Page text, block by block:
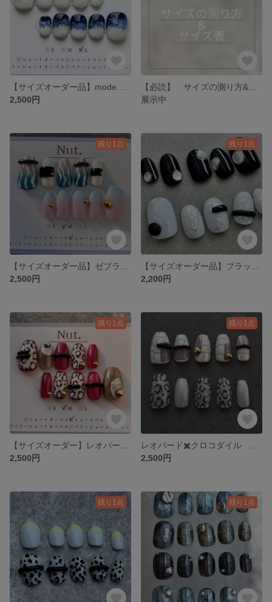
2,500円
展示中
残り1点
2,500円
残り1点
2,200円
残り1点
2,500円
残り1点
2,500円
残り1点 残り1点